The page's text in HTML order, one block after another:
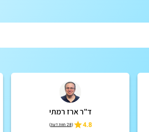
ד"ר ארז רמתי
4.8
(28 חוות דעת )